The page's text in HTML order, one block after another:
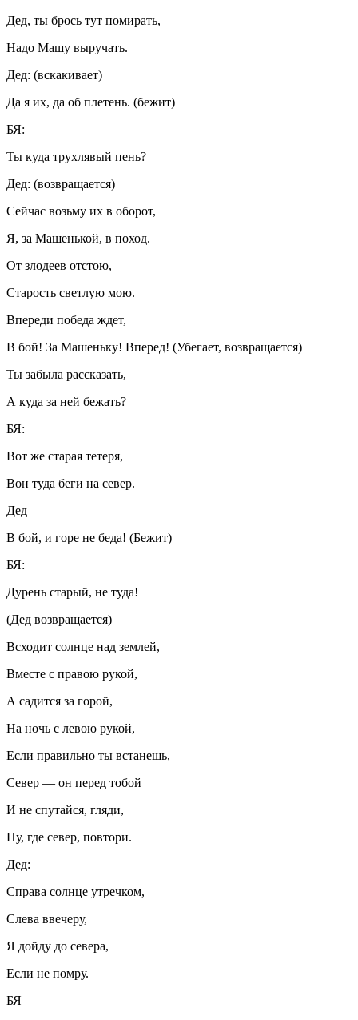
Дед, ты брось тут помирать,
Надо Машу выручать.
Дед: (вскакивает)
Да я их, да об плетень. (бежит)
БЯ:
Ты куда трухлявый пень?
Дед: (возвращается)
Сейчас возьму их в оборот,
Я, за Машенькой, в поход.
От злодеев отстою,
Старость светлую мою.
Впереди победа ждет,
В бой! За Машеньку! Вперед! (Убегает, возвращается)
Ты забыла рассказать,
А куда за ней бежать?
БЯ:
Вот же старая тетеря,
Вон туда беги на север.
Дед
В бой, и горе не беда! (Бежит)
БЯ:
Дурень старый, не туда!
(Дед возвращается)
Всходит солнце над землей,
Вместе с правою рукой,
А садится за горой,
На ночь с левою рукой,
Если правильно ты встанешь,
Север — он перед тобой
И не спутайся, гляди,
Ну, где север, повтори.
Дед:
Справа солнце утречком,
Слева ввечеру,
Я дойду до севера,
Если не помру.
БЯ